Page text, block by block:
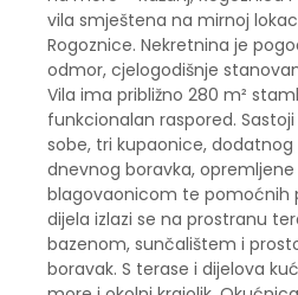
vila smještena na mirnoj
Rogoznice. Nekretnina je
odmor, cjelogodišnje
Vila ima približno 280 m²
funkcionalan raspored.
sobe, tri kupaonice,
dnevnog boravka, opremljene
blagovaonicom te pomoćnih
dijela izlazi se na prostranu
bazenom, sunčalištem i
boravak. S terase i dijelova